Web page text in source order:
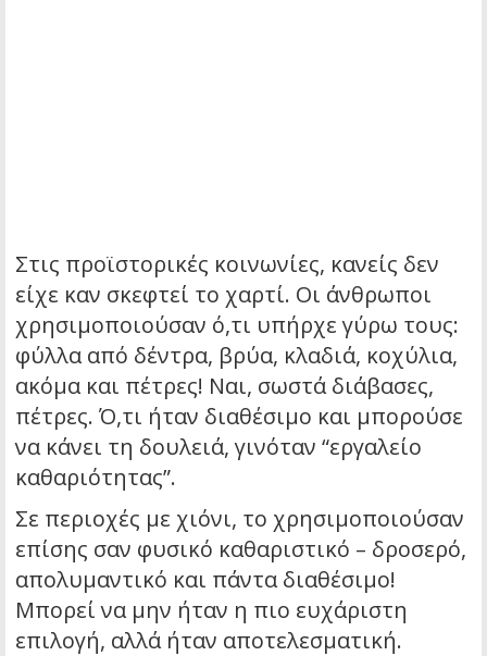
Στις προϊστορικές κοινωνίες, κανείς δεν
είχε καν σκεφτεί το χαρτί. Οι άνθρωποι
χρησιμοποιούσαν ό,τι υπήρχε γύρω τους:
φύλλα από δέντρα, βρύα, κλαδιά, κοχύλια,
ακόμα και πέτρες! Ναι, σωστά διάβασες,
πέτρες. Ό,τι ήταν διαθέσιμο και μπορούσε
να κάνει τη δουλειά, γινόταν “εργαλείο
καθαριότητας”.
Σε περιοχές με χιόνι, το χρησιμοποιούσαν
επίσης σαν φυσικό καθαριστικό – δροσερό,
απολυμαντικό και πάντα διαθέσιμο!
Μπορεί να μην ήταν η πιο ευχάριστη
επιλογή, αλλά ήταν αποτελεσματική.